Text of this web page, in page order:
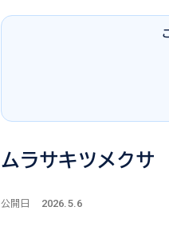
ムラサキツメクサ
公開日 2026.5.6